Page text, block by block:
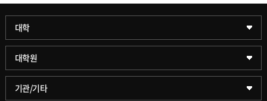
대학
과학기술대학
약학대학
글로벌비즈니스대학
대학원
일반대학원
문화스포츠대학원
기관/기타
학술정보원(도서관)